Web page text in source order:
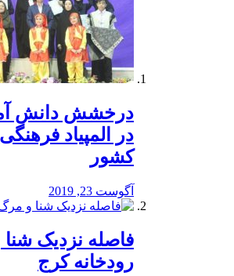
درخشش دانش
در المپیاد
کشور
آگوست 23, 2019
️فاصله نزدیک
رودخانه کرج